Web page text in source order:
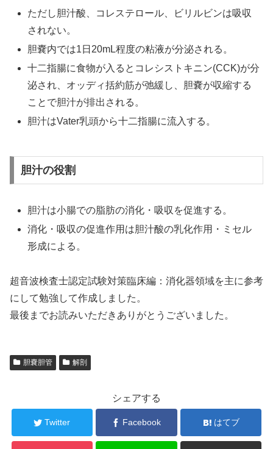
ただし胆汁酸、コレステロール、ビリルビンは吸収
されない。
胆嚢内では1日20mL程度の粘液が分泌される。
十二指腸に食物が入るとコレシストキニン(CCK)が分
泌され、オッディ括約筋が弛緩し、胆嚢が収縮する
ことで胆汁が排出される。
胆汁はVater乳頭から十二指腸に流入する。
胆汁の役割
胆汁は小腸での脂肪の消化・吸収を促進する。
消化・吸収の促進作用は胆汁酸の乳化作用・ミセル
形成による。
超音波検査士認定試験対策臨床編：消化器領域を主に参考
にして勉強して作成しました。
最後までお読みいただきありがとうございました。
胆嚢胆管 解剖
シェアする
Twitter Facebook はてブ